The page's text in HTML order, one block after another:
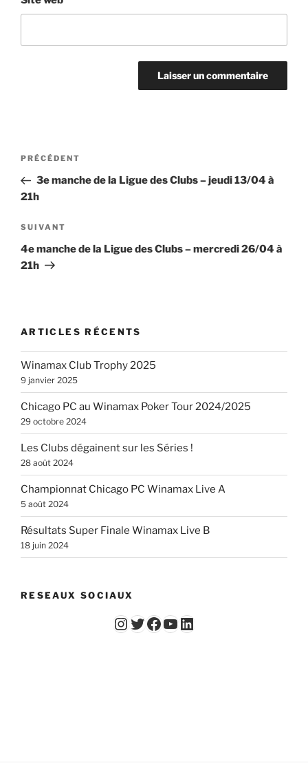
Navigation
l’article
Article
précédent
PRÉCÉDENT
3e manche de la Ligue des Clubs – jeudi 13/04 à
21h
Article
suivant
SUIVANT
4e manche de la Ligue des Clubs – mercredi 26/04 à
21h
ARTICLES RÉCENTS
Winamax Club Trophy 2025
9 janvier 2025
Chicago PC au Winamax Poker Tour 2024/2025
29 octobre 2024
Les Clubs dégainent sur les Séries !
28 août 2024
Championnat Chicago PC Winamax Live A
5 août 2024
Résultats Super Finale Winamax Live B
18 juin 2024
RESEAUX SOCIAUX
Instagram
Twitter
Facebook
YouTube - Vidéos du Chicago Poker ClubLinkedIn